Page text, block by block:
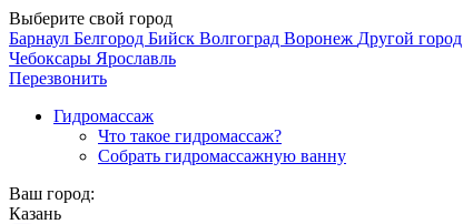
Выберите свой город
Барнаул Белгород Бийск Волгоград Воронеж Другой город
Чебоксары Ярославль
Перезвонить
Гидромассаж
Что такое гидромассаж?
Собрать гидромассажную ванну
Ваш город:
Казань